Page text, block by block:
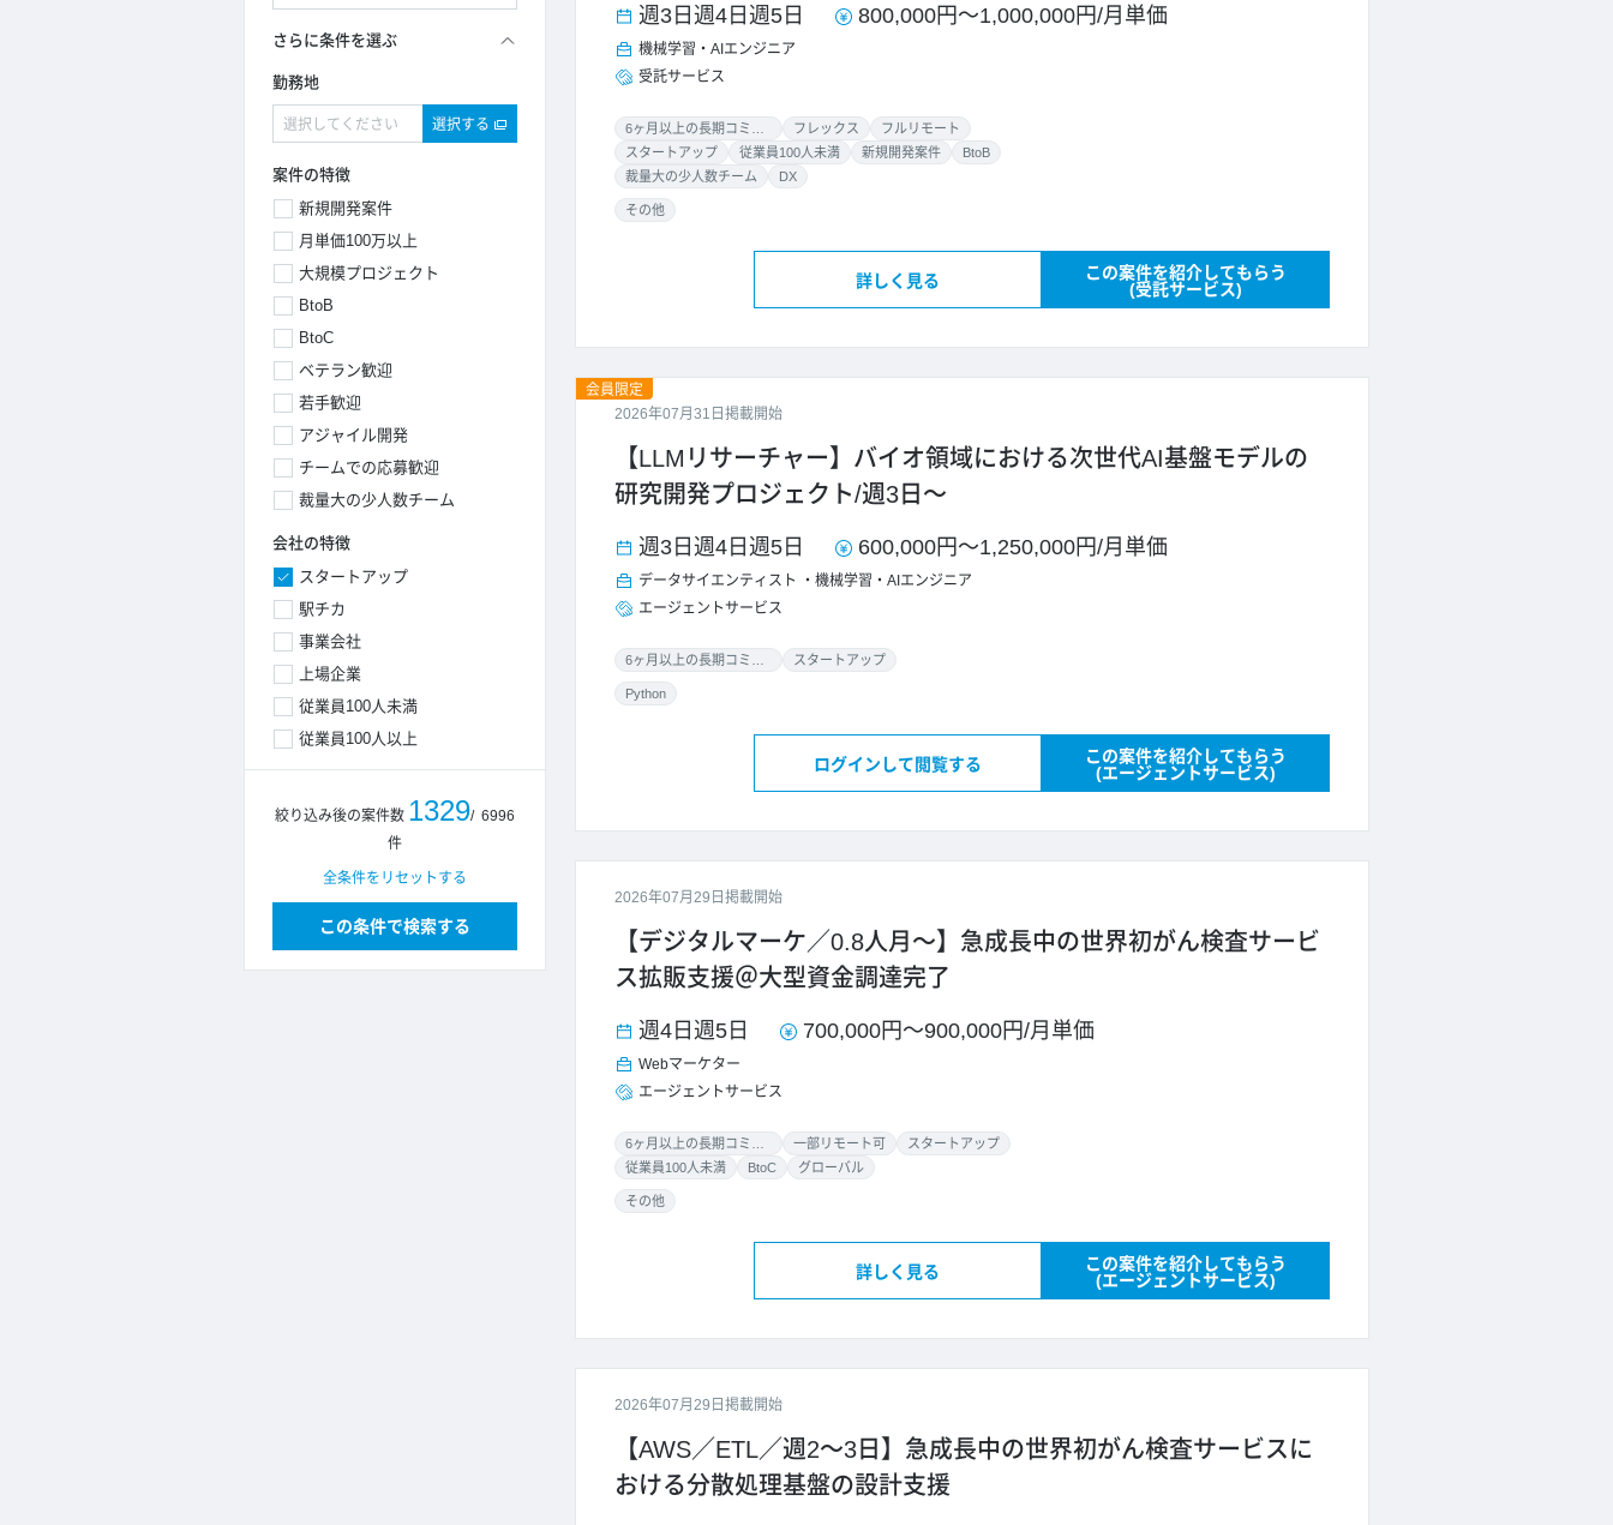
さらに条件を選ぶ
勤務地
選択する
案件の特徴
新規開発案件
月単価100万以上
大規模プロジェクト
BtoB
BtoC
ベテラン歓迎
若手歓迎
アジャイル開発
チームでの応募歓迎
裁量大の少人数チーム
会社の特徴
スタートアップ
駅チカ
事業会社
上場企業
従業員100人未満
従業員100人以上
絞り込み後の案件数 1329/ 6996
件
週3日 週4日 週5日 800,000円 ～1,000,000円/月単価
機械学習・AIエンジニア
受託サービス
フレックス
フルリモート
スタートアップ
従業員100人未満 新規開発案件
BtoB
裁量大の少人数チーム
DX
その他
詳しく見る
この案件を紹介してもらう
(受託サービス)
会員限定
2026年07月31日掲載開始
【LLMリサーチャー】バイオ領域における次世代AI基盤モデルの
研究開発プロジェクト/週3日～
週3日 週4日 週5日 600,000円 ～1,250,000円/月単価
データサイエンティスト
機械学習・AIエンジニア
エージェントサービス
スタートアップ
Python
ログインして閲覧する
この案件を紹介してもらう
(エージェントサービス)
2026年07月29日掲載開始
【デジタルマーケ／0.8人月～】急成長中の世界初がん検査サービ
ス拡販支援＠大型資金調達完了
週4日 週5日 700,000円 ～900,000円/月単価
Webマーケター
エージェントサービス
一部リモート可
スタートアップ
従業員100人未満
BtoC グローバル
その他
詳しく見る
この案件を紹介してもらう
(エージェントサービス)
2026年07月29日掲載開始
【AWS／ETL／週2～3日】急成長中の世界初がん検査サービスに
おける分散処理基盤の設計支援